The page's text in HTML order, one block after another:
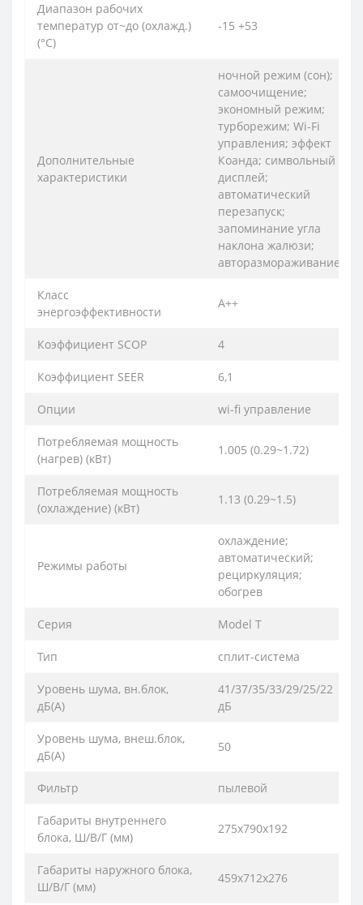
Диапазон рабочих
температур от~до (охлажд.)
(°C)
-15 +53
Дополнительные
характеристики
ночной режим (сон);
самоочищение;
экономный режим;
турборежим; Wi-Fi
управления; эффект
Коанда; символьный
дисплей;
автоматический
перезапуск;
запоминание угла
наклона жалюзи;
авторазмораживание
Класс
энергоэффективности
A++
Коэффициент SCOP 4
Коэффициент SEER 6,1
Опции wi-fi управление
Потребляемая мощность
(нагрев) (кВт)
1.005 (0.29~1.72)
Потребляемая мощность
(охлаждение) (кВт)
1.13 (0.29~1.5)
Режимы работы
охлаждение;
автоматический;
рециркуляция;
обогрев
Серия Model T
Тип сплит-система
Уровень шума, вн.блок,
дБ(А)
41/37/35/33/29/25/22
дБ
Уровень шума, внеш.блок,
дБ(А)
50
Фильтр пылевой
Габариты внутреннего
блока, Ш/В/Г (мм)
275х790х192
Габариты наружного блока,
Ш/В/Г (мм)
459х712х276